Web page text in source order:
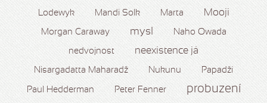
Lodewyk Mandi Solk Marta Mooji
Morgan Caraway mysl Naho Owada
nedvojnost neexistence já
Nisargadatta Maharadž Nukunu Papadží
Paul Hedderman Peter Fenner
probuzení